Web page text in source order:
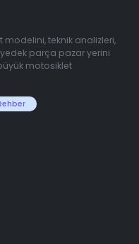
teknik analizleri,
parça pazar yerini
motosiklet